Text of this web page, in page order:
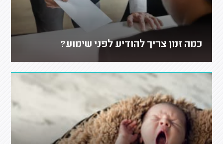
כמה זמן צריך להודיע לפני שימוע?